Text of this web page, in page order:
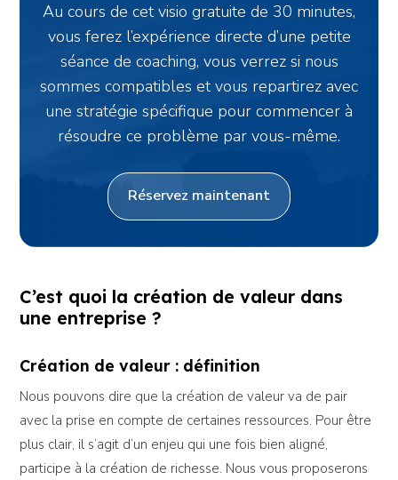
Au cours de cet visio gratuite de 30 minutes,
vous ferez l’expérience directe d’une petite
séance de coaching, vous verrez si nous
sommes compatibles et vous repartirez avec
une stratégie spécifique pour commencer à
résoudre ce problème par vous-même.
Réservez maintenant
C’est quoi la création de valeur dans
une entreprise ?
Création de valeur : définition
Nous pouvons dire que la création de valeur va de pair
avec la prise en compte de certaines ressources. Pour être
plus clair, il s’agit d’un enjeu qui une fois bien aligné,
participe à la création de richesse. Nous vous proposerons